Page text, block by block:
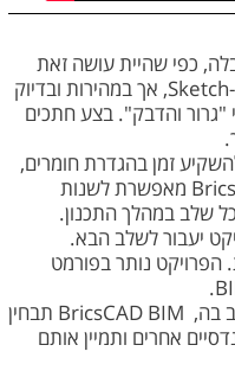
כפי שהיית עושה זאת
למשל באמצעות תוכנת Revit או Sketch-Up, אך במהירות ובדיוק
"גרור והדבק". בצע חתכים
זמן בהגדרת חומרים,
חיפויים או שילובי עיצובים. BricsCAD BIM מאפשרת לשנות
שלב במהלך התכנון.
יעבור לשלב הבא.
הפרויקט נותר בפורמט
הודות למנגנון בינה מלאכותית המשולב בה, BricsCAD BIM תבחין
אחרים ותמיין אותם